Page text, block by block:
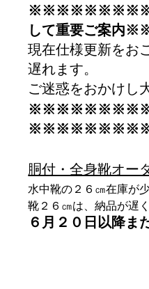
※※※※※※※※※※
して重要ご案
現在仕様更新をお
遅れます。
ご迷惑をおかけし
胴付・全身靴オー
水中靴の２６㎝在庫が
靴２６㎝は、納品が遅
６月２０日以降ま